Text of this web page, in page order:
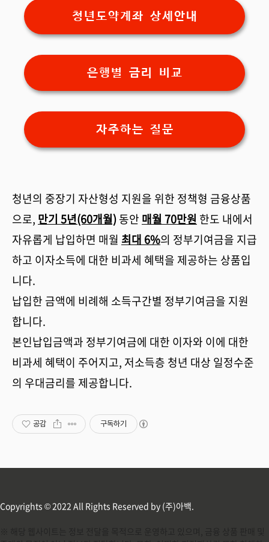
청년도약계좌 상세안내
은행별 금리 비교
자주하는 질문
청년의 중장기 자산형성 지원을 위한 정책형 금융상품
으로, 만기 5년(60개월)동안 매월 70만원 한도 내에서
자유롭게 납입하면 매월 최대 6%의 정부기여금을 지급
하고 이자소득에 대한 비과세 혜택을 제공하는 상품입
니다.
납입한 금액에 비례해 소득구간별 정부기여금을 지원
합니다.
본인납입금액과 정부기여금에 대한 이자와 이에 대한
비과세 혜택이 주어지고, 저소득층 청년 대상 일정수준
의 우대금리를 제공합니다.
공감 구독하기
Copyrights © 2022 All Rights Reserved by (주)아백.